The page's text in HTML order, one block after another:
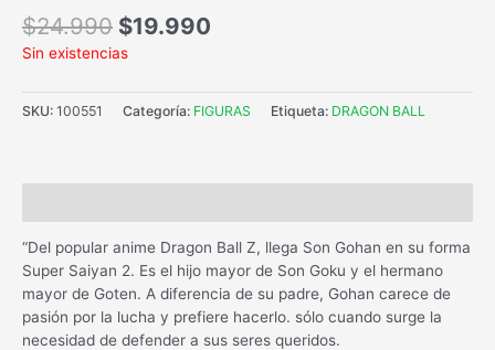
$24.990 $19.990
Sin existencias
SKU: 100551 Categoría: FIGURAS Etiqueta: DRAGON BALL
“Del popular anime Dragon Ball Z, llega Son Gohan en su forma
Super Saiyan 2. Es el hijo mayor de Son Goku y el hermano
mayor de Goten. A diferencia de su padre, Gohan carece de
pasión por la lucha y prefiere hacerlo. sólo cuando surge la
necesidad de defender a sus seres queridos.